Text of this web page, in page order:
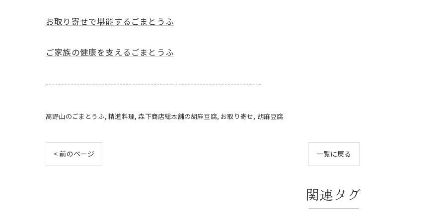
お取り寄せで堪能するごまとうふ
ご家族の健康を支えるごまとうふ
----------------------------------------------------------------------
高野山のごまとうふ 精進料理 森下商店総本舗の胡麻豆腐 お取り寄せ 胡麻豆腐
< 前のページ 一覧に戻る
関連タグ